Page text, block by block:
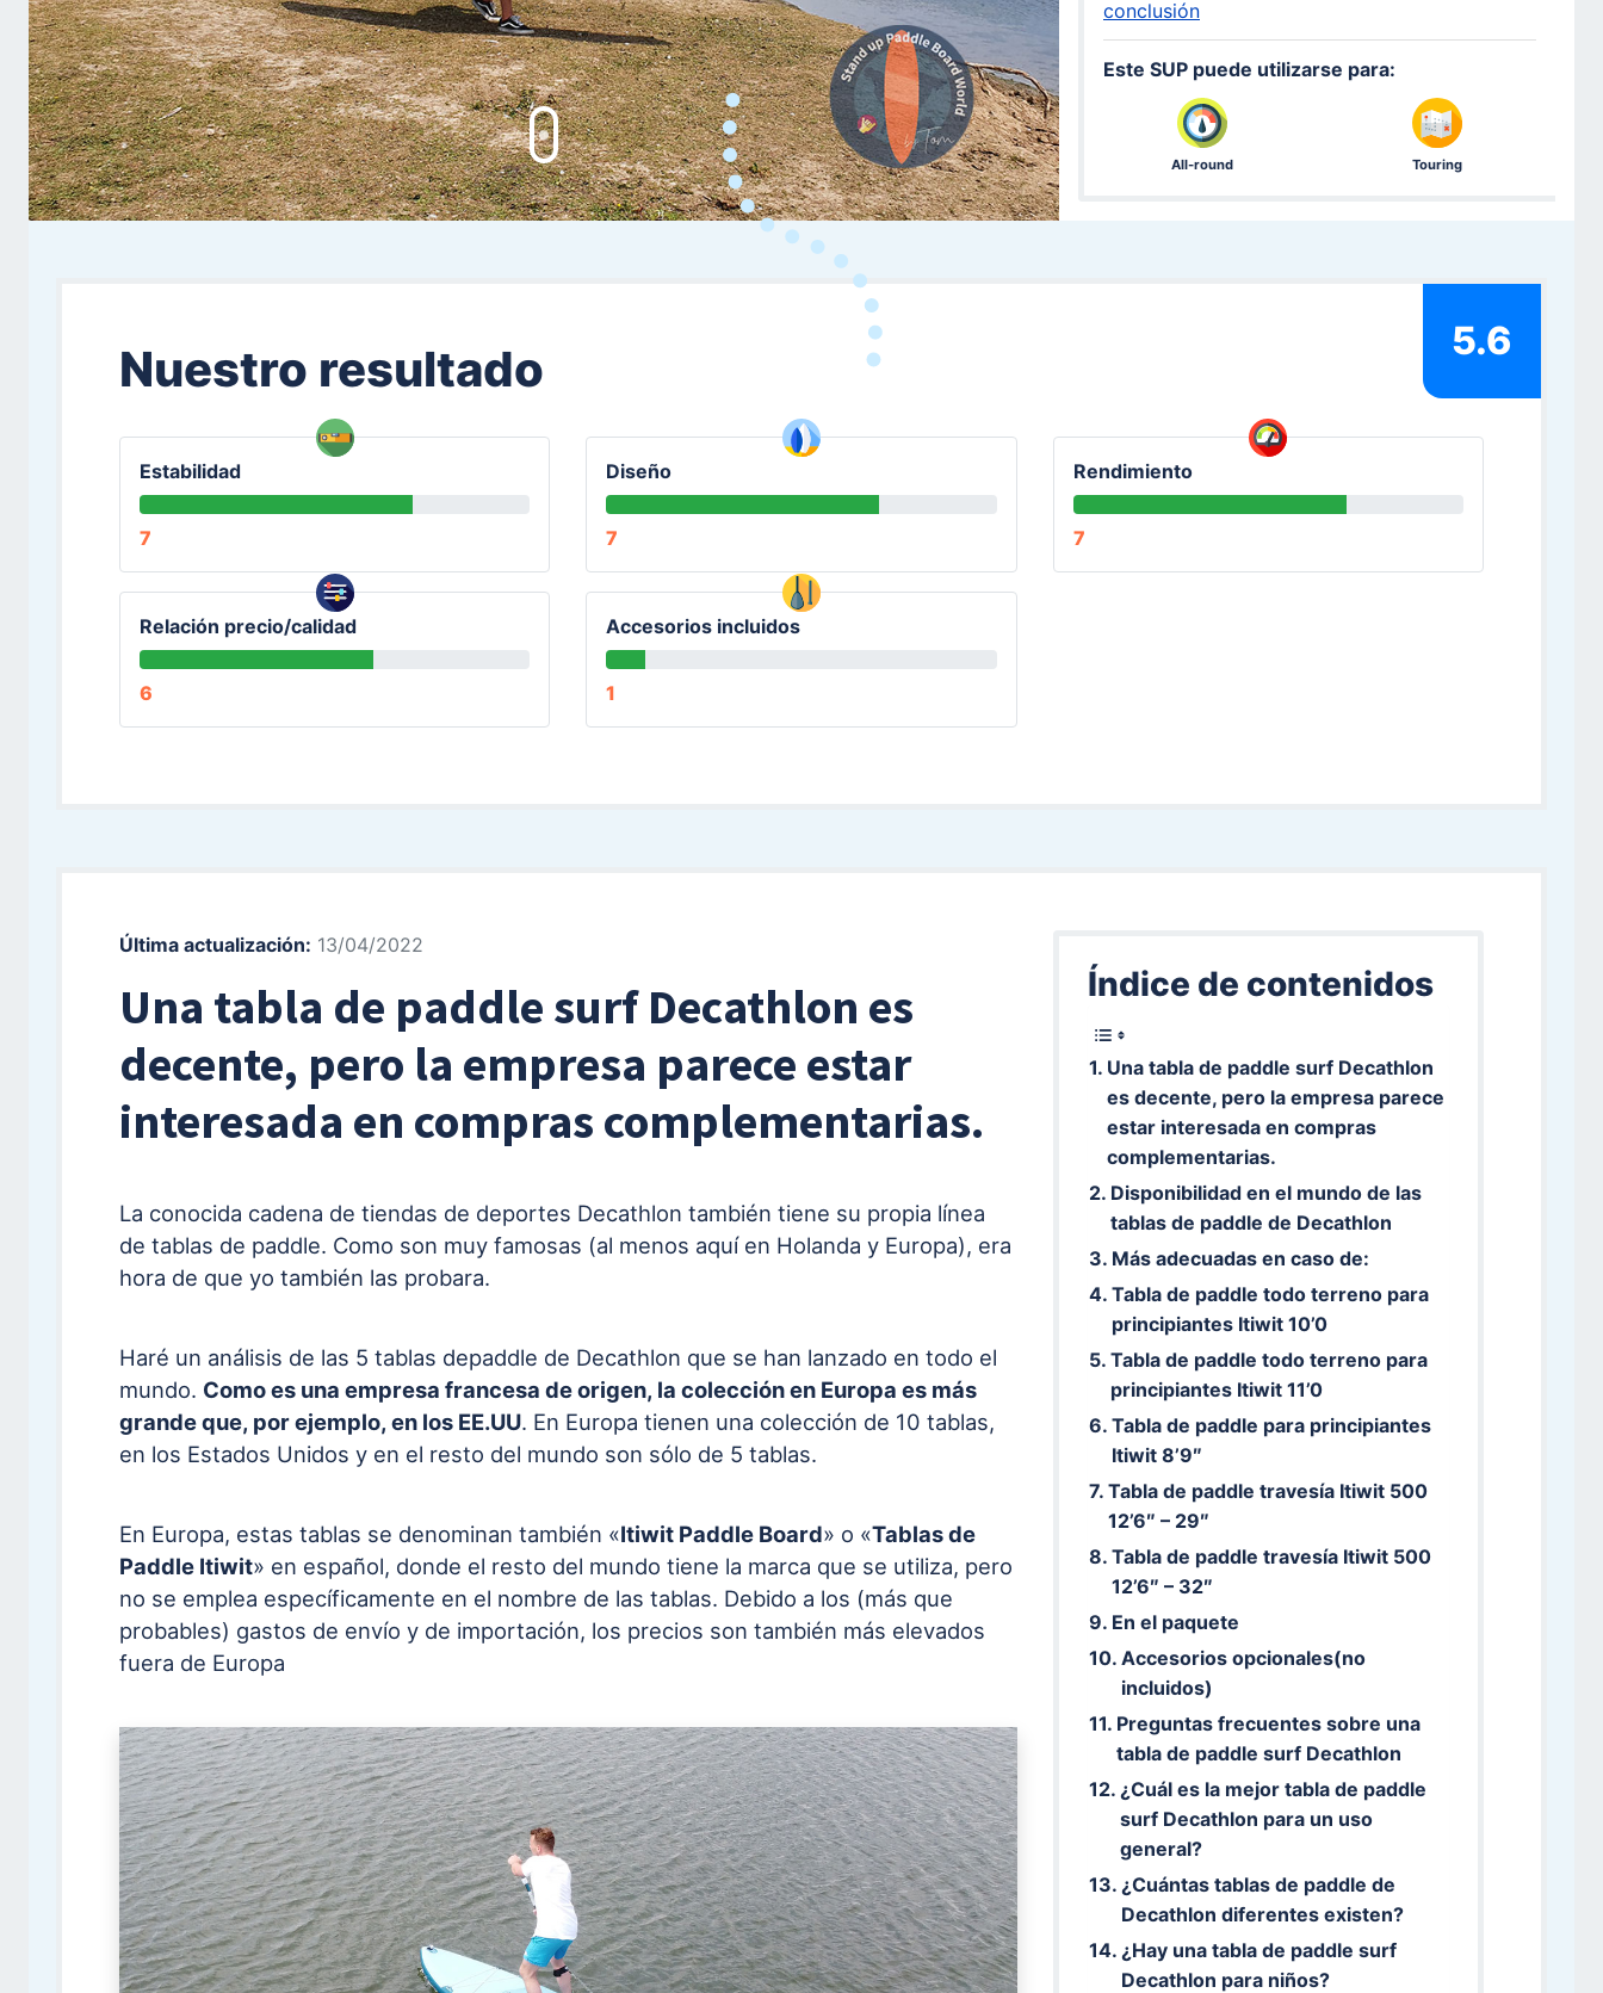
conclusión
Este SUP puede utilizarse para:
All-round Touring
5.6
Nuestro resultado
Estabilidad
7
Diseño
7
Rendimiento
7
Relación precio/calidad
6
Accesorios incluidos
1
Última actualización: 13/04/2022
Una tabla de paddle surf Decathlon es
decente, pero la empresa parece estar
interesada en compras complementarias.
La conocida cadena de tiendas de deportes Decathlon también tiene su propia línea
de tablas de paddle. Como son muy famosas (al menos aquí en Holanda y Europa), era
hora de que yo también las probara.
Haré un análisis de las 5 tablas depaddle de Decathlon que se han lanzado en todo el
mundo. Como es una empresa francesa de origen, la colección en Europa es más
grande que, por ejemplo, en los EE.UU. En Europa tienen una colección de 10 tablas,
en los Estados Unidos y en el resto del mundo son sólo de 5 tablas.
En Europa, estas tablas se denominan también «Itiwit Paddle Board» o «Tablas de
Paddle Itiwit» en español, donde el resto del mundo tiene la marca que se utiliza, pero
no se emplea específicamente en el nombre de las tablas. Debido a los (más que
probables) gastos de envío y de importación, los precios son también más elevados
fuera de Europa
Índice de contenidos
Una tabla de paddle surf Decathlon
es decente, pero la empresa parece
estar interesada en compras
complementarias.
Disponibilidad en el mundo de las
tablas de paddle de Decathlon
Más adecuadas en caso de:
Tabla de paddle todo terreno para
principiantes Itiwit 10’0
Tabla de paddle todo terreno para
principiantes Itiwit 11’0
Tabla de paddle para principiantes
Itiwit 8’9″
Tabla de paddle travesía Itiwit 500
12’6″ – 29″
Tabla de paddle travesía Itiwit 500
12’6″ – 32″
En el paquete
Accesorios opcionales(no
incluidos)
Preguntas frecuentes sobre una
tabla de paddle surf Decathlon
¿Cuál es la mejor tabla de paddle
surf Decathlon para un uso
general?
¿Cuántas tablas de paddle de
Decathlon diferentes existen?
¿Hay una tabla de paddle surf
Decathlon para niños?